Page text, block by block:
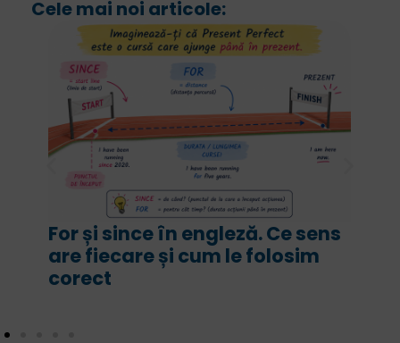
Cele mai noi articole:
For și since în engleză. Ce sens
are fiecare și cum le folosim
corect